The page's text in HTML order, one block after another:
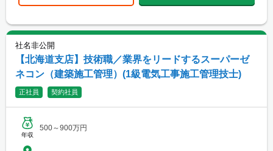
社名非公開
【北海道支店】技術職／業界をリードするスーパーゼ
ネコン（建築施工管理）(1級電気工事施工管理技士)
正社員 契約社員
年収
500～900万円